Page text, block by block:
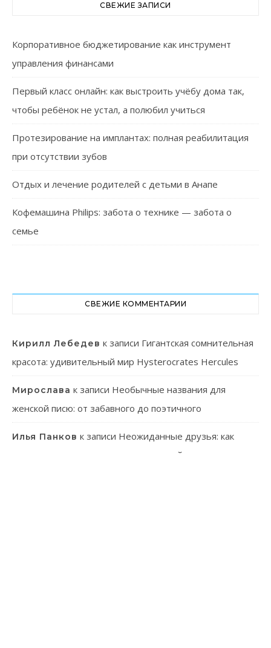
СВЕЖИЕ ЗАПИСИ
Корпоративное бюджетирование как инструмент
управления финансами
Первый класс онлайн: как выстроить учёбу дома так,
чтобы ребёнок не устал, а полюбил учиться
Протезирование на имплантах: полная реабилитация
при отсутствии зубов
Отдых и лечение родителей с детьми в Анапе
Кофемашина Philips: забота о технике — забота о
семье
СВЕЖИЕ КОММЕНТАРИИ
Кирилл Лебедев к записи Гигантская сомнительная
красота: удивительный мир Hysterocrates Hercules
Мирослава к записи Необычные названия для
женской писю: от забавного до поэтичного
Илья Панков к записи Неожиданные друзья: как
человек использует паразитов в своей практике